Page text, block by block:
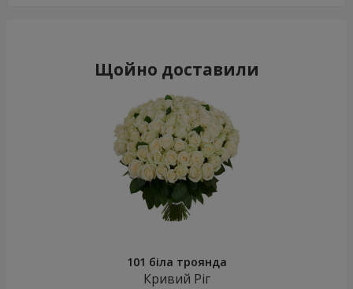
Щойно доставили
101 біла троянда
Кривий Ріг